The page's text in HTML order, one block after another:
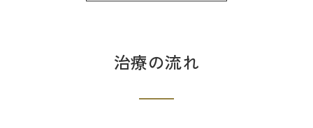
治療の流れ